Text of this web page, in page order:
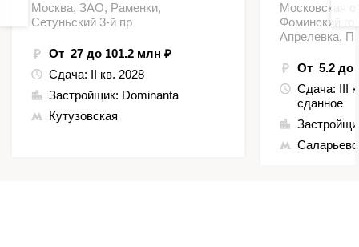
Москва, ЗАО, Раменки,
Сетуньский 3-й пр
От 27 до 101.2 млн ₽
Сдача: II кв. 2028
Застройщик: Dominanta
Кутузовская
Московская
Фоминский
Апрелевка,
От 5.2 до
Сдача: III
сданное
Саларьево